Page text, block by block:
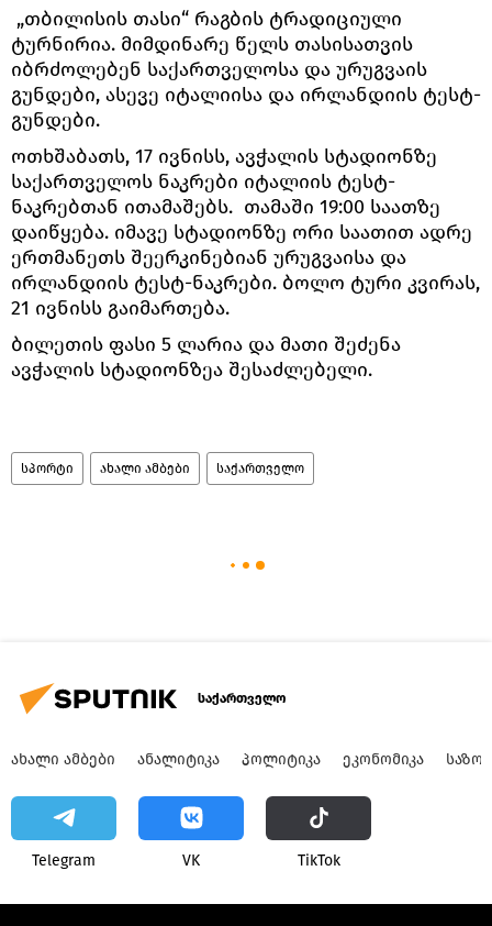
„თბილისის თასი“ რაგბის ტრადიციული
ტურნირია. მიმდინარე წელს თასისათვის
იბრძოლებენ საქართველოსა და ურუგვაის
გუნდები, ასევე იტალიისა და ირლანდიის ტესტ-
გუნდები.
ოთხშაბათს, 17 ივნისს, ავჭალის სტადიონზე
საქართველოს ნაკრები იტალიის ტესტ-
ნაკრებთან ითამაშებს. თამაში 19:00 საათზე
დაიწყება. იმავე სტადიონზე ორი საათით ადრე
ერთმანეთს შეერკინებიან ურუგვაისა და
ირლანდიის ტესტ-ნაკრები. ბოლო ტური კვირას,
21 ივნისს გაიმართება.
ბილეთის ფასი 5 ლარია და მათი შეძენა
ავჭალის სტადიონზეა შესაძლებელი.
სპორტი ახალი ამბები საქართველო
საქართველო
ᲐᲮᲐᲚᲘ ᲐᲛᲑᲔᲑᲘ ᲐᲜᲐᲚᲘᲢᲘᲙᲐ ᲞᲝᲚᲘᲢᲘᲙᲐ ᲔᲙᲝᲜᲝᲛᲘᲙᲐ
Telegram VK ТikТоk